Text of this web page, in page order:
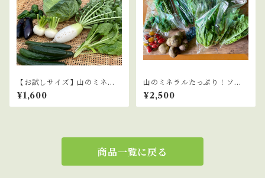
【お試しサイズ】山のミネラ
ルたっぷり！ソノちゃんのこ
だわり野菜セット
¥1,600
山のミネラルたっぷり！ソノ
ちゃんのこだわり野菜セット
¥2,500
商品一覧に戻る